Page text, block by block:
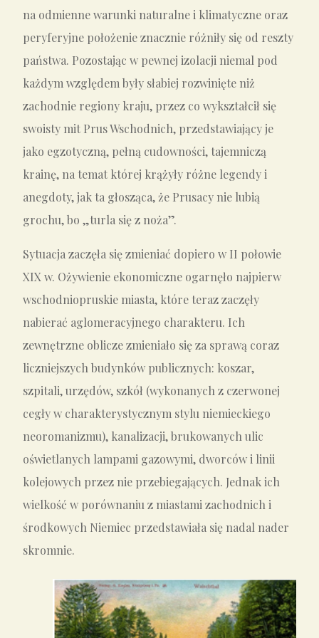
na odmienne warunki naturalne i klimatyczne oraz
peryferyjne położenie znacznie różniły się od reszty
państwa. Pozostając w pewnej izolacji niemal pod
każdym względem były słabiej rozwinięte niż
zachodnie regiony kraju, przez co wykształcił się
swoisty mit Prus Wschodnich, przedstawiający je
jako egzotyczną, pełną cudowności, tajemniczą
krainę, na temat której krążyły różne legendy i
anegdoty, jak ta głosząca, że Prusacy nie lubią
grochu, bo „turla się z noża”.
Sytuacja zaczęła się zmieniać dopiero w II połowie
XIX w. Ożywienie ekonomiczne ogarnęło najpierw
wschodniopruskie miasta, które teraz zaczęły
nabierać aglomeracyjnego charakteru. Ich
zewnętrzne oblicze zmieniało się za sprawą coraz
liczniejszych budynków publicznych: koszar,
szpitali, urzędów, szkół (wykonanych z czerwonej
cegły w charakterystycznym stylu niemieckiego
neoromanizmu), kanalizacji, brukowanych ulic
oświetlanych lampami gazowymi, dworców i linii
kolejowych przez nie przebiegających. Jednak ich
wielkość w porównaniu z miastami zachodnich i
środkowych Niemiec przedstawiała się nadal nader
skromnie.